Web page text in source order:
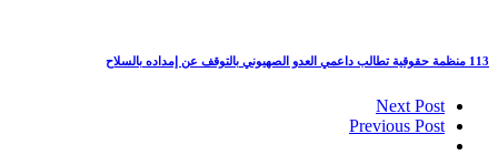
113 منظمة حقوقية تطالب داعمي العدو الصهيوني بالتوقف عن إمداده بالسلاح
Next Post
Previous Post